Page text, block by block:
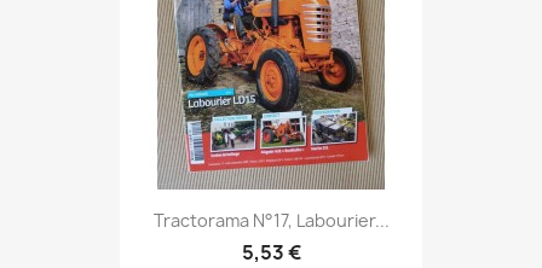
Tractorama N°17, Labourier...
5,53 €